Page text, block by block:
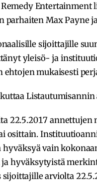
Entertainment
Max Payne
sijoittajille
yleisö- ja
mukaisesti
Listautumisannin
22.5.2017
osittain.
vain
hyväksytyistä
arviolta